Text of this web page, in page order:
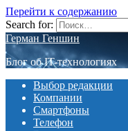
Перейти к содержанию
Search for:
Герман Геншин
Блог об IT-технологиях
Выбор редакции
Компании
Смартфоны
Телефон